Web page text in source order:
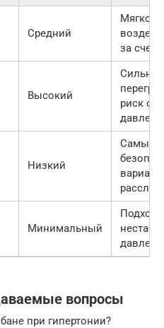
Средний
Мягкое
за счет
Высокий
риск
Низкий
Самый
вариант,
Минимальный
вопросы
при гипертонии?